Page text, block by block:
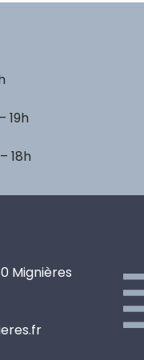
19h
18h
Mignières